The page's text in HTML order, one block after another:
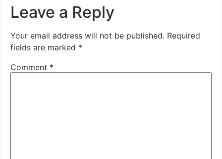
Leave a Reply
Your email address will not be published. Required
fields are marked *
Comment *